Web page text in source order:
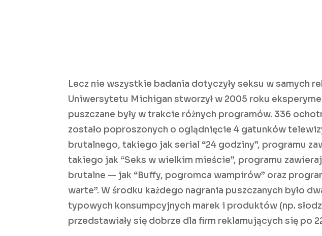
Lecz nie wszystkie badania dotyczyły seksu w samych
Uniwersytetu Michigan stworzył w 2005 roku
puszczane były w trakcie różnych programów. 336
zostało poproszonych o oglądnięcie 4 gatunków
brutalnego, takiego jak serial “24 godziny”, programu
takiego jak “Seks w wielkim mieście”, programu
brutalne — jak “Buffy, pogromca wampirów” oraz
warte”. W środku każdego nagrania puszczanych było
typowych konsumpcyjnych marek i produktów (np.
przedstawiały się dobrze dla firm reklamujących się po